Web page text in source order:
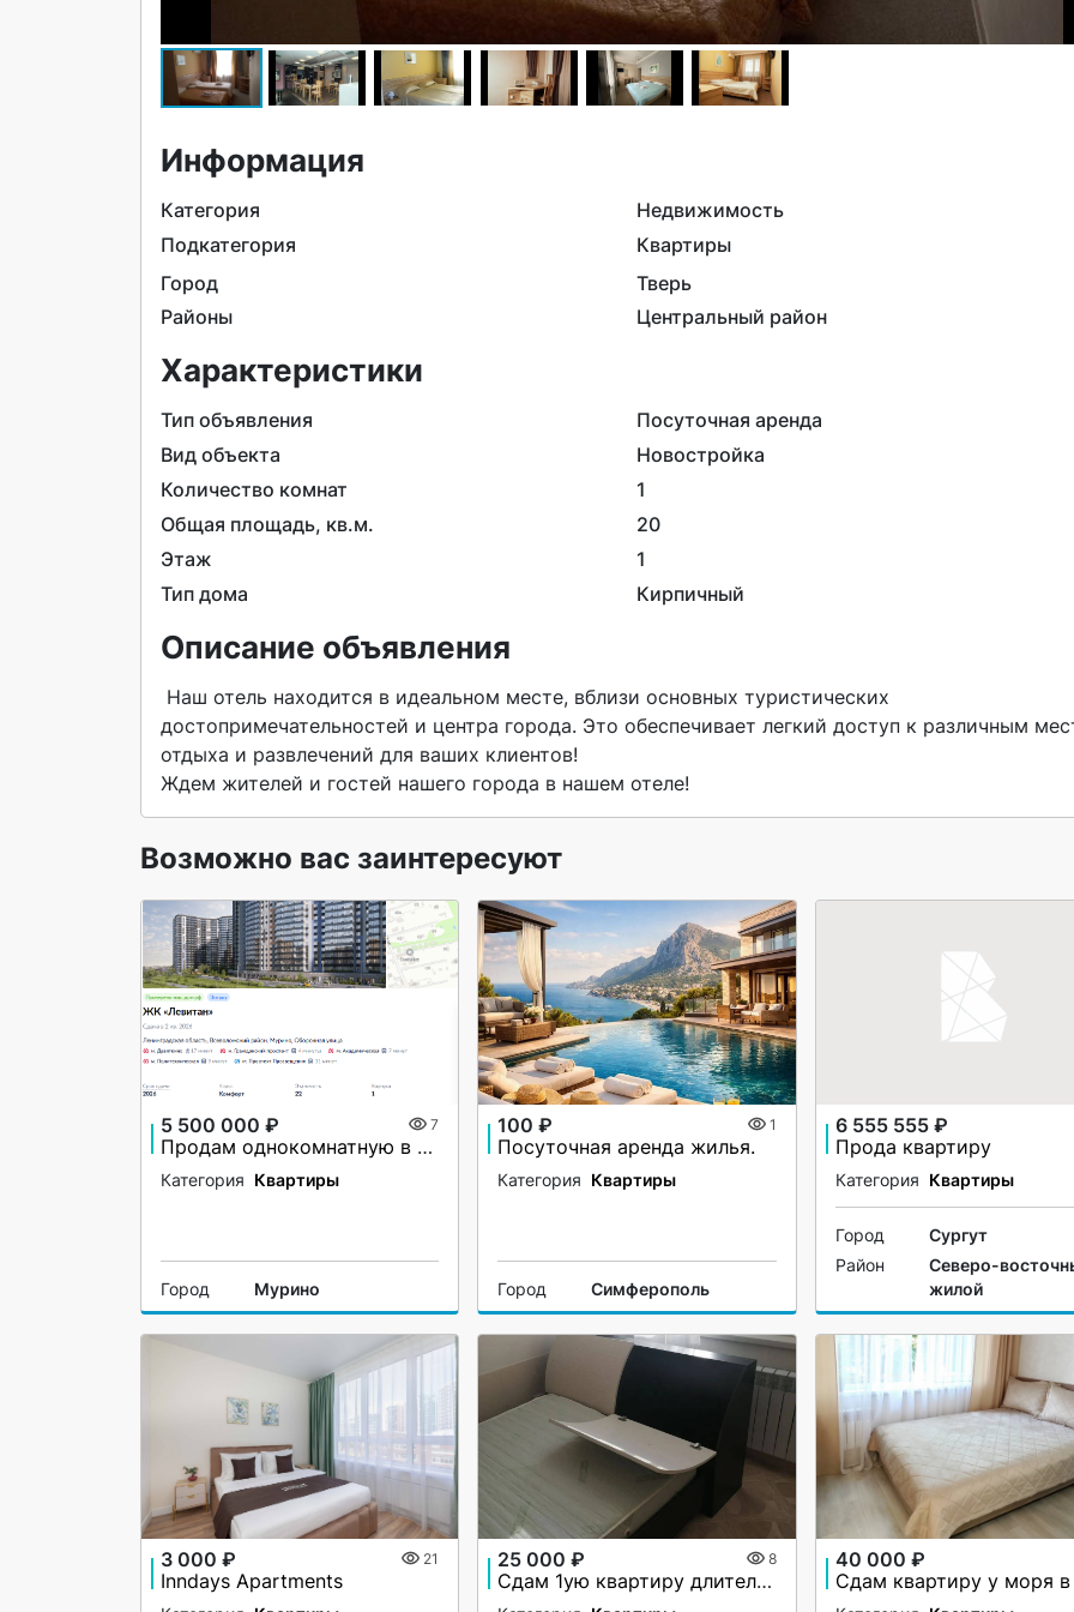
Информация
Категория
Недвижимость
Подкатегория
Квартиры
Город
Тверь
Районы
Центральный район
Характеристики
Тип объявления
Посуточная аренда
Вид объекта
Новостройка
Количество комнат
1
Общая площадь, кв.м.
20
Этаж
1
Тип дома
Кирпичный
Описание объявления
достопримечательностей и центра города. Это обеспечивает легкий доступ к различным
отдыха и развлечений для ваших клиентов!
Ждем жителей и гостей нашего города в нашем отеле!
Возможно вас заинтересуют
5 500 000 ₽ 7
Продам однокомнатную в ЖК Левитан
Категория Квартиры
Город Мурино
100 ₽ 1
Посуточная аренда жилья.
Категория Квартиры
Город Симферополь
6 555 555 ₽
Прода квартиру
Категория Квартиры
Город
Сургут
Район
Северо-
жилой
3 000 ₽ 21
Inndays Apartments
25 000 ₽ 8
Сдам 1ую квартиру длительно
40 000 ₽